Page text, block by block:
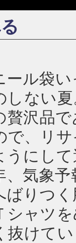
ール袋
しない
贅沢品
で、リ
うにし
、気象
ばりつ
シャツ
抜けて